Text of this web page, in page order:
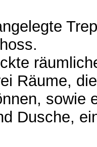
Räume,
sowie
Dusche,